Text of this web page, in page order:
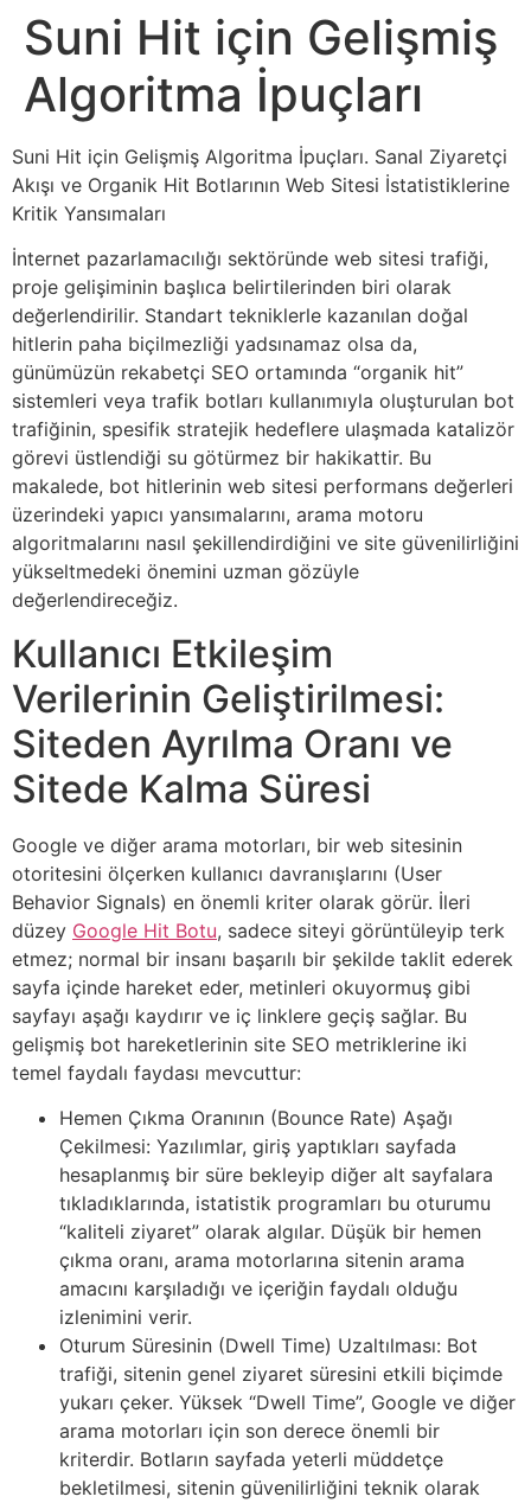
Suni Hit için Gelişmiş
Algoritma İpuçları
Suni Hit için Gelişmiş Algoritma İpuçları. Sanal Ziyaretçi
Akışı ve Organik Hit Botlarının Web Sitesi İstatistiklerine
Kritik Yansımaları
İnternet pazarlamacılığı sektöründe web sitesi trafiği,
proje gelişiminin başlıca belirtilerinden biri olarak
değerlendirilir. Standart tekniklerle kazanılan doğal
hitlerin paha biçilmezliği yadsınamaz olsa da,
günümüzün rekabetçi SEO ortamında “organik hit”
sistemleri veya trafik botları kullanımıyla oluşturulan bot
trafiğinin, spesifik stratejik hedeflere ulaşmada katalizör
görevi üstlendiği su götürmez bir hakikattir. Bu
makalede, bot hitlerinin web sitesi performans değerleri
üzerindeki yapıcı yansımalarını, arama motoru
algoritmalarını nasıl şekillendirdiğini ve site güvenilirliğini
yükseltmedeki önemini uzman gözüyle
değerlendireceğiz.
Kullanıcı Etkileşim
Verilerinin Geliştirilmesi:
Siteden Ayrılma Oranı ve
Sitede Kalma Süresi
Google ve diğer arama motorları, bir web sitesinin
otoritesini ölçerken kullanıcı davranışlarını (User
Behavior Signals) en önemli kriter olarak görür. İleri
düzey Google Hit Botu, sadece siteyi görüntüleyip terk
etmez; normal bir insanı başarılı bir şekilde taklit ederek
sayfa içinde hareket eder, metinleri okuyormuş gibi
sayfayı aşağı kaydırır ve iç linklere geçiş sağlar. Bu
gelişmiş bot hareketlerinin site SEO metriklerine iki
temel faydalı faydası mevcuttur:
Hemen Çıkma Oranının (Bounce Rate) Aşağı
Çekilmesi: Yazılımlar, giriş yaptıkları sayfada
hesaplanmış bir süre bekleyip diğer alt sayfalara
tıkladıklarında, istatistik programları bu oturumu
“kaliteli ziyaret” olarak algılar. Düşük bir hemen
çıkma oranı, arama motorlarına sitenin arama
amacını karşıladığı ve içeriğin faydalı olduğu
izlenimini verir.
Oturum Süresinin (Dwell Time) Uzaltılması: Bot
trafiği, sitenin genel ziyaret süresini etkili biçimde
yukarı çeker. Yüksek “Dwell Time”, Google ve diğer
arama motorları için son derece önemli bir
kriterdir. Botların sayfada yeterli müddetçe
bekletilmesi, sitenin güvenilirliğini teknik olarak